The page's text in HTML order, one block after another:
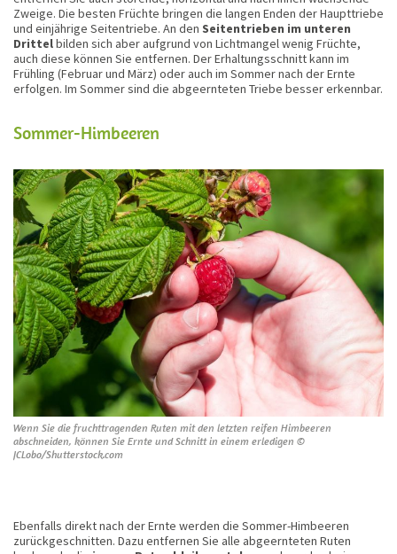
Zweige. Die besten Früchte bringen die langen Enden der Haupttriebe
und einjährige Seitentriebe. An den Seitentrieben im unteren
Drittelbilden sich aber aufgrund von Lichtmangel wenig Früchte,
auch diese können Sie entfernen. Der Erhaltungsschnitt kann im
Frühling (Februar und März) oder auch im Sommer nach der Ernte
erfolgen. Im Sommer sind die abgeernteten Triebe besser erkennbar.
Sommer-Himbeeren
Wenn Sie die fruchttragenden Ruten mit den letzten reifen Himbeeren
abschneiden, können Sie Ernte und Schnitt in einem erledigen ©
JCLobo/Shutterstock.com
Ebenfalls direkt nach der Ernte werden die Sommer-Himbeeren
zurückgeschnitten. Dazu entfernen Sie alle abgeernteten Ruten